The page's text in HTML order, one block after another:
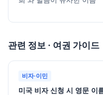
관련 정보 · 여권 가이드
비자·이민
미국 비자 신청 시 영문 이